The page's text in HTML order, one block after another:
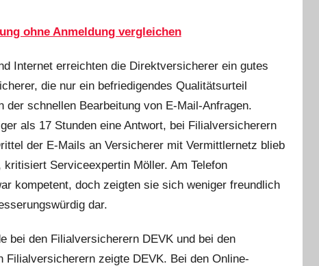
ohne Anmeldung vergleichen
Internet erreichten die Direktversicherer ein gutes
die nur ein befriedigendes Qualitätsurteil
schnellen Bearbeitung von E-Mail-Anfragen.
als 17 Stunden eine Antwort, bei Filialversicherern
der E-Mails an Versicherer mit Vermittlernetz blieb
Serviceexpertin Möller. Am Telefon
kompetent, doch zeigten sie sich weniger freundlich
dar.
bei den Filialversicherern DEVK und bei den
zeigte DEVK. Bei den Online-